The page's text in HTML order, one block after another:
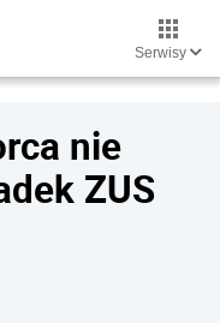
Serwisy
nie
ZUS